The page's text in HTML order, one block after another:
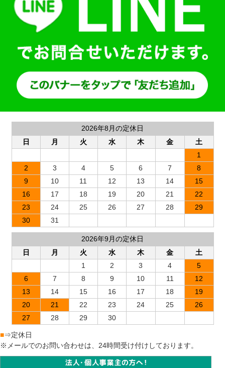
2026年8月の定休日
日
月 火 水 木 金
土
1
2
3 4 5 6 7
8
9
10 11 12 13 14
15
16
17 18 19 20 21
22
23
24 25 26 27 28
29
30
31
2026年9月の定休日
日
月 火 水 木 金
土
1
2 3 4
5
6
7 8 9 10 11
12
13
14 15 16 17 18
19
20
21 22 23 24 25
26
27
28 29 30
■⇒定休日
※メールでのお問い合わせは、24時間受け付けしております。